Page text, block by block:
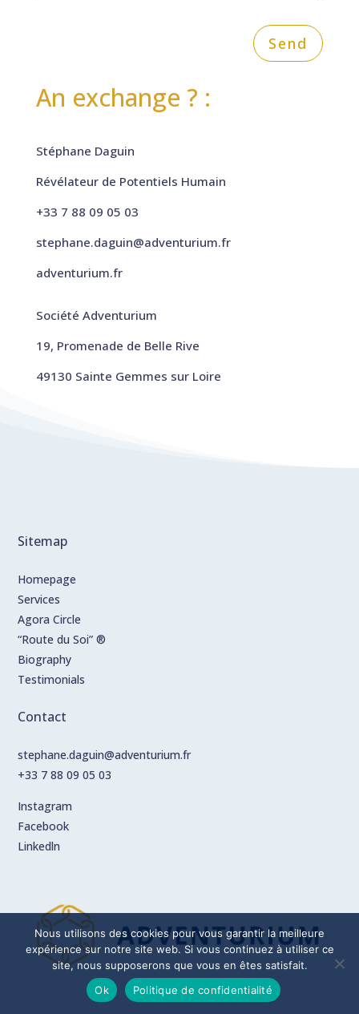
Send
An exchange ? :
Stéphane Daguin
Révélateur de Potentiels Humain
+33 7 88 09 05 03
stephane.daguin@adventurium.fr
adventurium.fr
Société Adventurium
19, Promenade de Belle Rive
49130 Sainte Gemmes sur Loire
Sitemap
Homepage
Services
Agora Circle
“Route du Soi” ®
Biography
Testimonials
Contact
stephane.daguin@adventurium.fr
+33 7 88 09 05 03
Instagram
Facebook
Linkedln
Nous utilisons des cookies pour vous garantir la meilleure
expérience sur notre site web. Si vous continuez à utiliser ce
site, nous supposerons que vous en êtes satisfait.
Ok
Politique de confidentialité